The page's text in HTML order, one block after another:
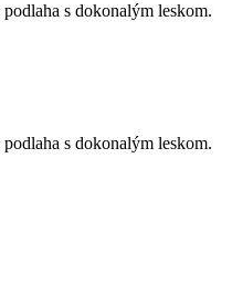
s dokonalým leskom.
s dokonalým leskom.